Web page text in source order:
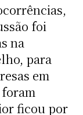
foi
na
para
em
ficou por